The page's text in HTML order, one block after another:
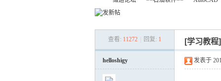
› ›
查看: 11272 回复: 1 [学习教
helloshigy 发表于